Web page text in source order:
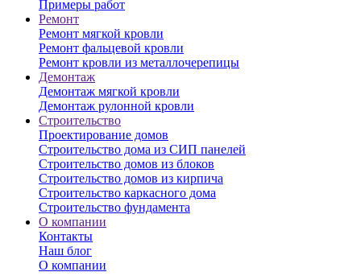
Примеры работ
Ремонт
Ремонт мягкой кровли
Ремонт фальцевой кровли
Ремонт кровли из металлочерепицы
Демонтаж
Демонтаж мягкой кровли
Демонтаж рулонной кровли
Строительство
Проектирование домов
Строительство дома из СИП панелей
Строительство домов из блоков
Строительство домов из кирпича
Строительство каркасного дома
Строительство фундамента
О компании
Контакты
Наш блог
О компании